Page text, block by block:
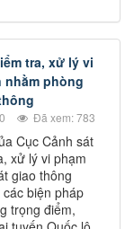
tra, xử lý vi
nhằm phòng
Đã xem: 783
Cục Cảnh sát
xử lý vi phạm
giao thông
biện pháp
trọng điểm,